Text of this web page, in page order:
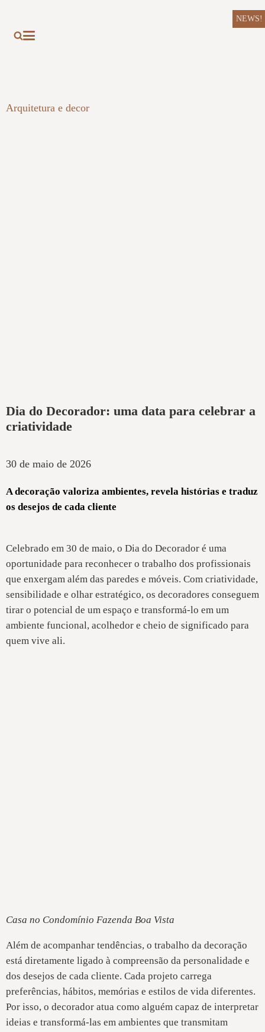
NEWS!
Arquitetura e decor
Dia do Decorador: uma data para celebrar a
criatividade
30 de maio de 2026
A decoração valoriza ambientes, revela histórias e traduz
os desejos de cada cliente
Celebrado em 30 de maio, o Dia do Decorador é uma
oportunidade para reconhecer o trabalho dos profissionais
que enxergam além das paredes e móveis. Com criatividade,
sensibilidade e olhar estratégico, os decoradores conseguem
tirar o potencial de um espaço e transformá-lo em um
ambiente funcional, acolhedor e cheio de significado para
quem vive ali.
Casa no Condomínio Fazenda Boa Vista
Além de acompanhar tendências, o trabalho da decoração
está diretamente ligado à compreensão da personalidade e
dos desejos de cada cliente. Cada projeto carrega
preferências, hábitos, memórias e estilos de vida diferentes.
Por isso, o decorador atua como alguém capaz de interpretar
ideias e transformá-las em ambientes que transmitam